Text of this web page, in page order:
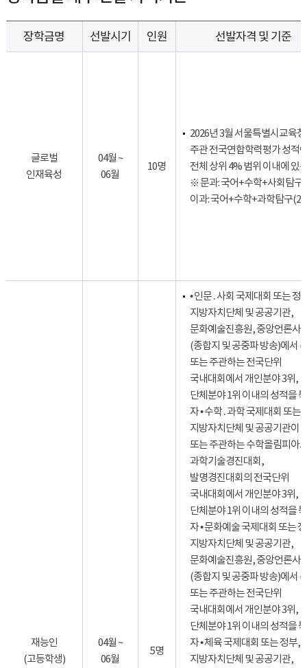
장학금명 선발시기 인원 선발자격 및 기준
글로벌
인재육성
04월 ~
06월
10명
2026년 3월 서울특별시교육청
주관 전국연합학력평가 성적
전체 상위 4% 범위 이내에 있
※ 문과: 국어+수학+사회탐구
이과: 국어+수학+과학탐구(2)
재능인
(고등학생)
04월 ~
06월
5명
• 인문․사회 국제대회 또는 정
지방자치단체 및 공공기관,
문화예술진흥원, 중앙언론사
(종합지 및 공중파 방송)에서
또는 주관하는 전국단위
국내대회에서 개인분야 3위,
단체분야 1위 이내의 성적을
자 • 수학․과학 국제대회 또는
지방자치단체 및 공공기관이
또는 주관하는 수학올림피아
과학기술경진대회,
발명경진대회의 전국단위
국내대회에서 개인분야 3위,
단체분야 1위 이내의 성적을
자 • 문화예술 국제대회 또는
지방자치단체 및 공공기관,
문화예술진흥원, 중앙언론사
(종합지 및 공중파 방송)에서
또는 주관하는 전국단위
국내대회에서 개인분야 3위,
단체분야 1위 이내의 성적을
자 • 체육 국제대회 또는 정부,
지방자치단체 및 공공기관,